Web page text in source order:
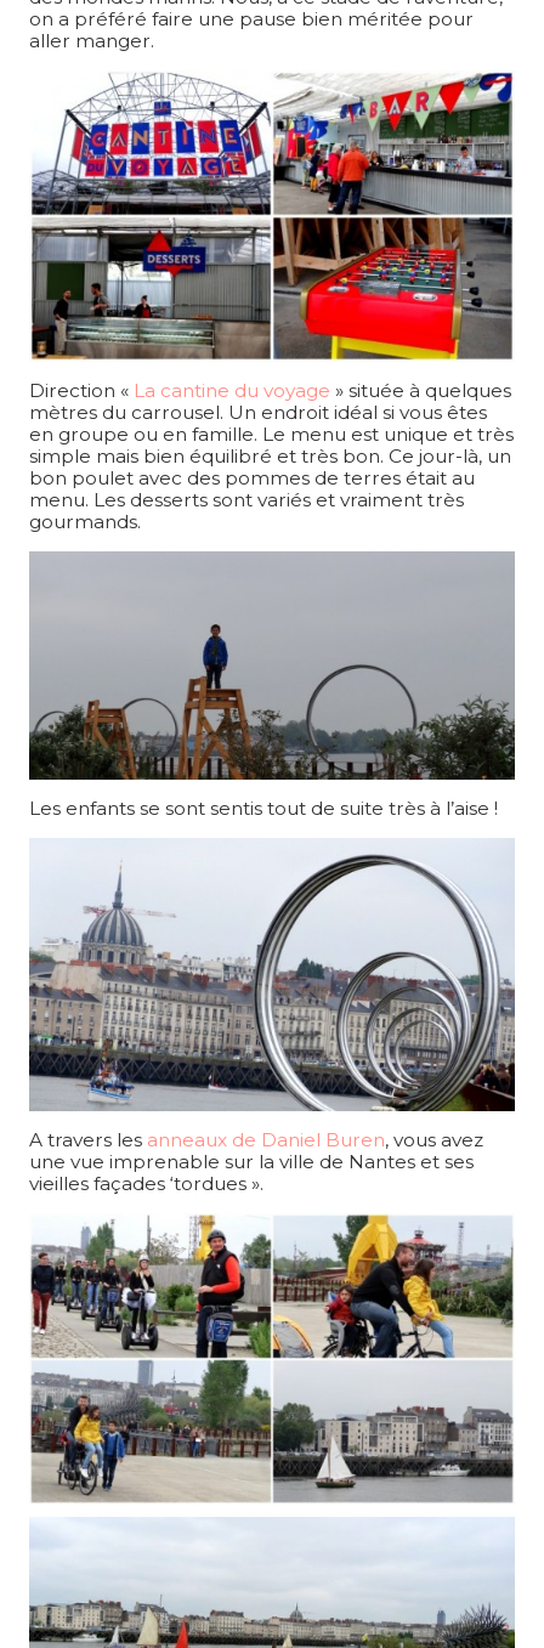
on a préféré faire une pause bien méritée pour
aller manger.
Direction « La cantine du voyage » située à quelques
mètres du carrousel. Un endroit idéal si vous êtes
en groupe ou en famille. Le menu est unique et très
simple mais bien équilibré et très bon. Ce jour-là, un
bon poulet avec des pommes de terres était au
menu. Les desserts sont variés et vraiment très
gourmands.
Les enfants se sont sentis tout de suite très à l’aise !
A travers les anneaux de Daniel Buren, vous avez
une vue imprenable sur la ville de Nantes et ses
vieilles façades ‘tordues ».